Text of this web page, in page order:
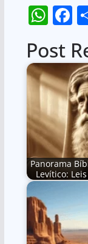
W
at
s
A
p
p
F
c
e
b
o
o
k
Post
Panorama
Levítico: